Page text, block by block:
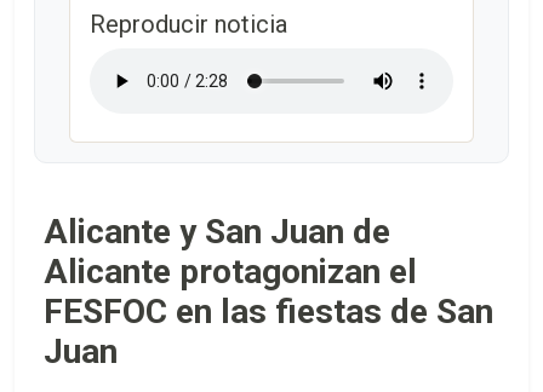
Reproducir noticia
Alicante y San Juan de
Alicante protagonizan el
FESFOC en las fiestas de San
Juan